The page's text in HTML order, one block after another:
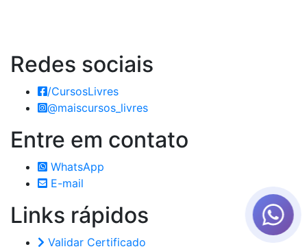
Redes sociais
/CursosLivres
@maiscursos_livres
Entre em contato
WhatsApp
E-mail
Links rápidos
Validar Certificado